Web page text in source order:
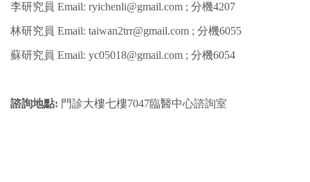
李研究員 Email: ryichenli@gmail.com ; 分機4207
林研究員 Email: taiwan2trr@gmail.com ; 分機6055
蘇研究員 Email: yc05018@gmail.com ; 分機6054
諮詢地點: 門診大樓七樓7047臨醫中心諮詢室